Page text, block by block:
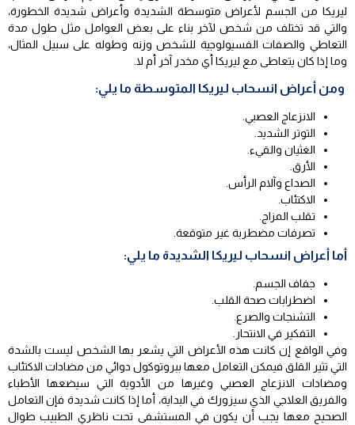
ليريكا من الجسم لأعراض متوسطة الشديدة وأعراض شديدة الخطورة،
والتي قد تختلف من شخص لآخر بناء على بعض العوامل مثل طول مدة
التعاطي والصفات الفسيولوجية للشخص وزنه وطوله على سبيل المثال،
وما إذا كان يتعاطى مع ليريكا أي مخدر آخر أم لا.
ومن أعراض انسحاب ليريكا المتوسطة ما يلي:
الانزعاج العصبي.
التوتر الشديد.
الغثيان والقيء.
الأرق.
الصداع وآلام الرأس.
الاكتئاب.
تقلب المزاج.
تصرفات مضطربة غير متوقعة.
أما أعراض انسحاب ليريكا الشديدة ما يلي:
جفاف الجسم.
اضطرابات صحة القلب.
التشنجات والصرع.
التفكير في الانتحار.
وفي الواقع إن كانت هذه الأعراض التي يشعر بها الشخص ليست بالشدة
التي تثير القلق فيمكن التعامل معها ببروتوكول دوائي من مضادات الاكتئاب
ومضادات الانزعاج العصبي وغيرها من الأدوية التي سيضعها الأطباء
والفريق العلاجي الذي سيزورك في البداية، أما إذا كانت شديدة فإن التعامل
الصحيح معها يجب أن يكون في المستشفى تحت ناظري الطبيب طوال